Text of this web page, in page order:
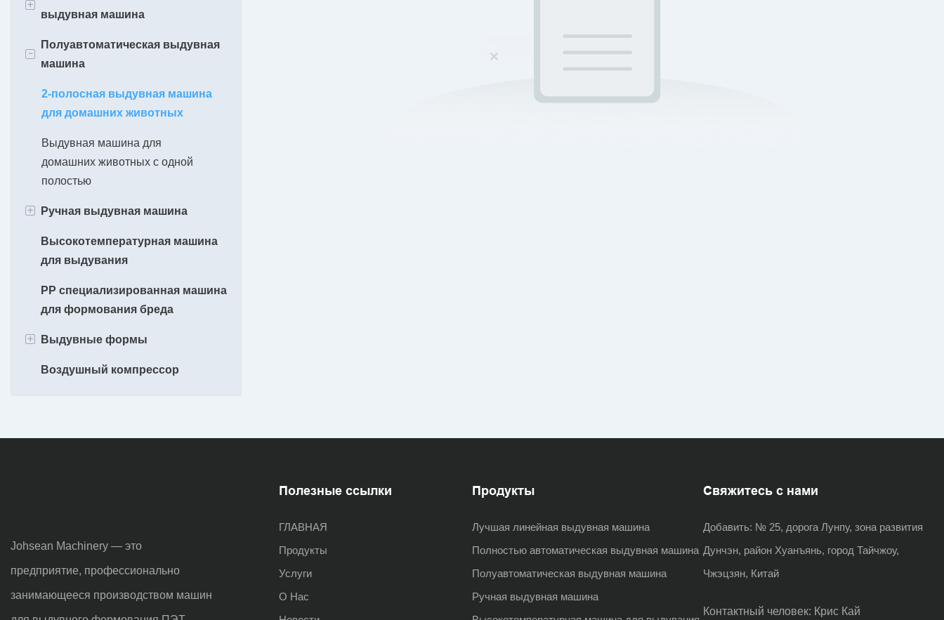
бутылок объемом 700 мл
Машина для формования
пластиковых бутылок объемом 1
Машина для формования
л
Машина для формования
л
Машина для формования
пластиковых бутылок объемом
10 л
Машина для формования
пластиковых бутылок объемом
+
выдувная машина
700Мл
-
Полуавтоматическая выдувная
машина
2-полосная выдувная машина
для домашних животных
Выдувная машина для
домашних животных с одной
полостью
+ Ручная выдувная машина
Машина для выдувания банок
для домашних животных
Высокотемпературная машина
для выдувания
PP специализированная машина
для формования бреда
+ Выдувные формы
1 Формы для выдувания
полостей
Воздушный компрессор
Johsean Machinery — это
предприятие, профессионально
занимающееся производством машин
Полезные ссылки
ГЛАВНАЯ
Продукты
Услуги
О Нас
Продукты
Лучшая линейная выдувная машина
Полностью автоматическая выдувная машина
Полуавтоматическая выдувная машина
Ручная выдувная машина
Свяжитесь с нами
Добавить: № 25, дорога Лунпу, зона развития
Дунчэн, район Хуанъянь, город Тайчжоу,
Чжэцзян, Китай
Контактный человек: Крис Кай